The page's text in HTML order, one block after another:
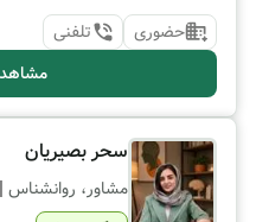
حضوری
تلفنی
سحر بصیریان
مشاور، روانشناس |